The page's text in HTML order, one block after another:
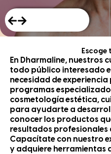
Escoge
En Dharmaline, nuestros
todo público interesado
necesidad de
programas
cosmetología estética,
para ayudarte a
conocer los productos
resultados profesionales
Capacítate con nuestro
y adquiere herramientas